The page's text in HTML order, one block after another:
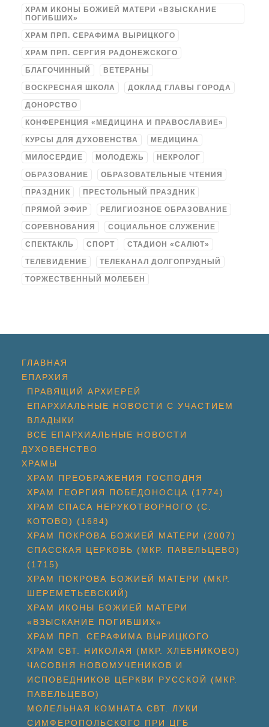
ХРАМ ИКОНЫ БОЖИЕЙ МАТЕРИ «ВЗЫСКАНИЕ
ПОГИБШИХ»
ХРАМ ПРП. СЕРАФИМА ВЫРИЦКОГО
ХРАМ ПРП. СЕРГИЯ РАДОНЕЖСКОГО
БЛАГОЧИННЫЙ ВЕТЕРАНЫ
ВОСКРЕСНАЯ ШКОЛА ДОКЛАД ГЛАВЫ ГОРОДА
ДОНОРСТВО
КОНФЕРЕНЦИЯ «МЕДИЦИНА И ПРАВОСЛАВИЕ»
КУРСЫ ДЛЯ ДУХОВЕНСТВА МЕДИЦИНА
МИЛОСЕРДИЕ МОЛОДЕЖЬ НЕКРОЛОГ
ОБРАЗОВАНИЕ ОБРАЗОВАТЕЛЬНЫЕ ЧТЕНИЯ
ПРАЗДНИК ПРЕСТОЛЬНЫЙ ПРАЗДНИК
ПРЯМОЙ ЭФИР РЕЛИГИОЗНОЕ ОБРАЗОВАНИЕ
СОРЕВНОВАНИЯ СОЦИАЛЬНОЕ СЛУЖЕНИЕ
СПЕКТАКЛЬ СПОРТ СТАДИОН «САЛЮТ»
ТЕЛЕВИДЕНИЕ ТЕЛЕКАНАЛ ДОЛГОПРУДНЫЙ
ТОРЖЕСТВЕННЫЙ МОЛЕБЕН
ГЛАВНАЯ
ЕПАРХИЯ
ПРАВЯЩИЙ АРХИЕРЕЙ
ЕПАРХИАЛЬНЫЕ НОВОСТИ С УЧАСТИЕМ
ВЛАДЫКИ
ВСЕ ЕПАРХИАЛЬНЫЕ НОВОСТИ
ДУХОВЕНСТВО
ХРАМЫ
ХРАМ ПРЕОБРАЖЕНИЯ ГОСПОДНЯ
ХРАМ ГЕОРГИЯ ПОБЕДОНОСЦА (1774)
ХРАМ СПАСА НЕРУКОТВОРНОГО (С.
КОТОВО) (1684)
ХРАМ ПОКРОВА БОЖИЕЙ МАТЕРИ (2007)
СПАССКАЯ ЦЕРКОВЬ (МКР. ПАВЕЛЬЦЕВО)
(1715)
ХРАМ ПОКРОВА БОЖИЕЙ МАТЕРИ (МКР.
ШЕРЕМЕТЬЕВСКИЙ)
ХРАМ ИКОНЫ БОЖИЕЙ МАТЕРИ
«ВЗЫСКАНИЕ ПОГИБШИХ»
ХРАМ ПРП. СЕРАФИМА ВЫРИЦКОГО
ХРАМ СВТ. НИКОЛАЯ (МКР. ХЛЕБНИКОВО)
ЧАСОВНЯ НОВОМУЧЕНИКОВ И
ИСПОВЕДНИКОВ ЦЕРКВИ РУССКОЙ (МКР.
ПАВЕЛЬЦЕВО)
МОЛЕЛЬНАЯ КОМНАТА СВТ. ЛУКИ
СИМФЕРОПОЛЬСКОГО ПРИ ЦГБ